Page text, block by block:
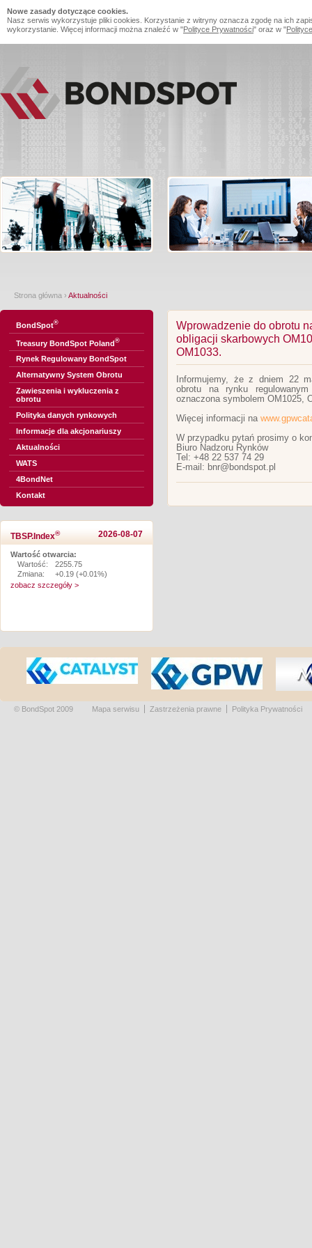
Nowe zasady dotyczące cookies.
Nasz serwis wykorzystuje pliki cookies. Korzystanie z witryny oznacza zgodę na ich
wykorzystanie. Więcej informacji można znaleźć w "Polityce Prywatności" oraz w "
Strona główna › Aktualności
BondSpot®
Treasury BondSpot Poland®
Rynek Regulowany BondSpot
Alternatywny System Obrotu
Zawieszenia i wykluczenia z
obrotu
Polityka danych rynkowych
Informacje dla akcjonariuszy
Aktualności
WATS
4BondNet
Kontakt
TBSP.Index® 2026-08-07
Wartość otwarcia:
Wartość:
2255.75
Zmiana:
+0.19 (+0.01%)
zobacz szczegóły >
Wprowadzenie do obrotu
obligacji skarbowych
OM1033.
Informujemy, że z dniem 22
obrotu na rynku
oznaczona symbolem OM1025,
Więcej informacji na
W przypadku pytań prosimy o
Biuro Nadzoru Rynków
Tel: +48 22 537 74 29
E-mail: bnr@bondspot.pl
© BondSpot 2009 Mapa serwisu Zastrzeżenia prawne Polityka Prywatności